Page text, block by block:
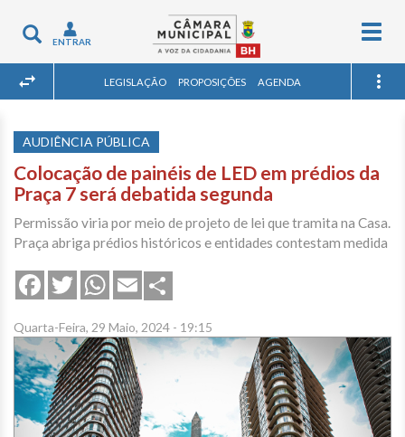
Toggle
navigation
ENTRAR
LEGISLAÇÃO PROPOSIÇÕES AGENDA
AUDIÊNCIA PÚBLICA
Colocação de painéis de LED em prédios da
Praça 7 será debatida segunda
Permissão viria por meio de projeto de lei que tramita na Casa.
Praça abriga prédios históricos e entidades contestam medida
FacebookTwitterWhatsApp
Email
Quarta-Feira, 29 Maio, 2024 - 19:15